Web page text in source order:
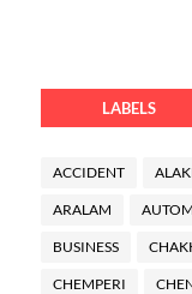
LABELS
ACCIDENT
ARALAM
BUSINESS
CHEMPERI